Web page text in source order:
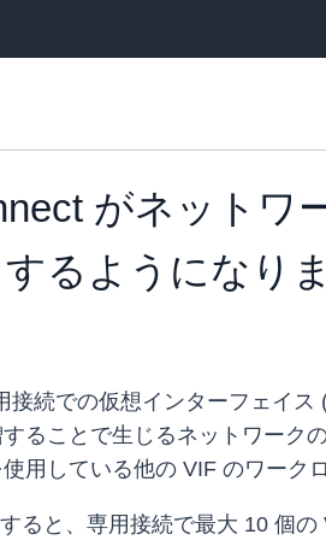
がネットワ
るようになり
接続での仮想インターフェイ
ることで生じるネットワーク
用している他の VIF のワーク
ると、専用接続で最大 10 個